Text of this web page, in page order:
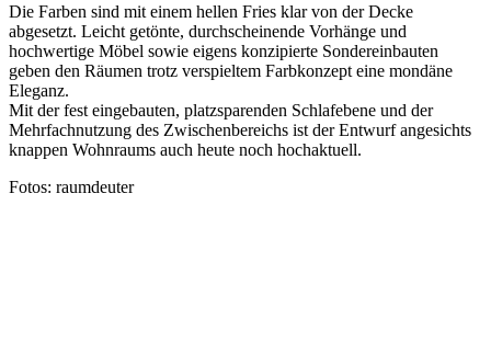
Die Farben sind mit einem hellen Fries klar von der Decke
abgesetzt. Leicht getönte, durchscheinende Vorhänge und
hochwertige Möbel sowie eigens konzipierte Sondereinbauten
geben den Räumen trotz verspieltem Farbkonzept eine mondäne
Eleganz.
Mit der fest eingebauten, platzsparenden Schlafebene und der
Mehrfachnutzung des Zwischenbereichs ist der Entwurf angesichts
knappen Wohnraums auch heute noch hochaktuell.
Fotos: raumdeuter